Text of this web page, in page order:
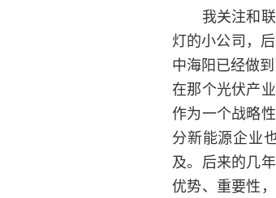
我关注和联
灯的小公司，
中海阳已经做
在那个光伏产
作为一个战略
分新能源企业
及。后来的几
优势、重要性